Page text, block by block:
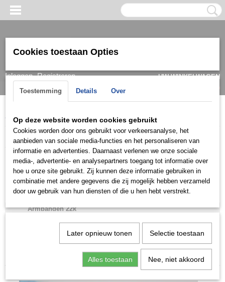
Inloggen Registreren
UW WINKELWAGEN
(0)
Home > Armband > Dames Goud/ witgoud >
Armband
Dames
Goud/ witgoud
Armbanden 14k
Armbanden 22k
Slavenarmbanden 22 krt
Cookies toestaan Opties
Toestemming Details Over
Op deze website worden cookies gebruikt
Cookies worden door ons gebruikt voor verkeersanalyse, het
aanbieden van sociale media-functies en het personaliseren van
informatie en advertenties. Daarnaast verlenen we onze sociale
media-, advertentie- en analysepartners toegang tot informatie over
hoe u onze site gebruikt. Zij kunnen deze informatie gebruiken in
combinatie met andere gegevens die zij mogelijk hebben verzameld
door uw gebruik van hun diensten of die u hen hebt verstrekt.
Later opnieuw tonen Selectie toestaan
Alles toestaan Nee, niet akkoord